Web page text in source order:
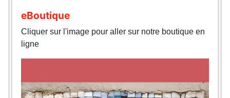
eBoutique
Cliquer sur l'image pour aller sur notre boutique en
ligne